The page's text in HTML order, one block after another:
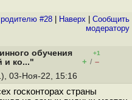
#28 Наверх
Cообщить
модератору
обучения
и ко..."
+1
+ / –
03-Ноя-22, 15:16
госконторах страны